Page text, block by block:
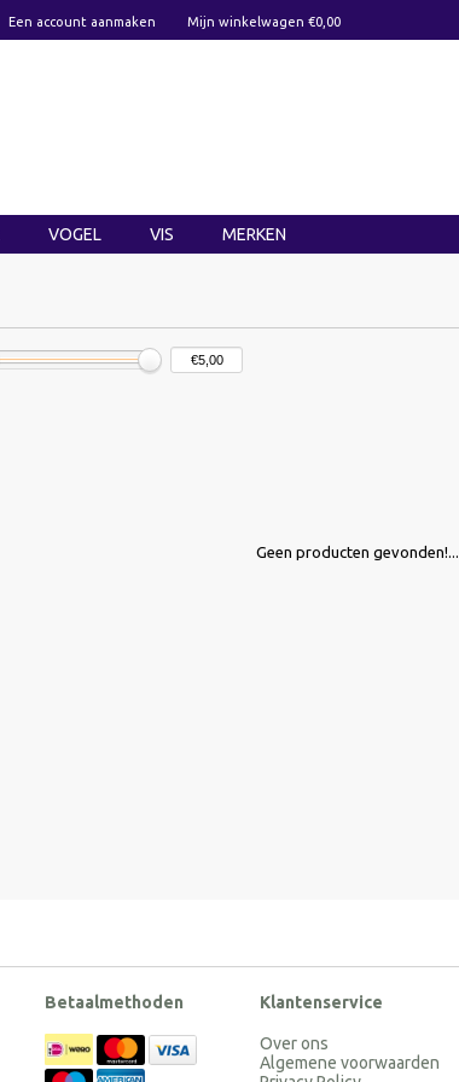
Een account aanmaken Mijn winkelwagen €0,00
VOGEL VIS MERKEN
Geen producten gevonden!...
Betaalmethoden Klantenservice
Over ons
Algemene voorwaarden